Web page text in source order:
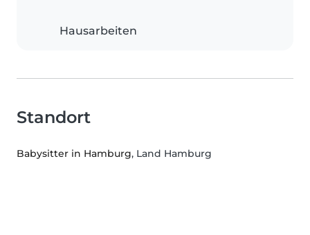
Hausarbeiten
Standort
Babysitter in Hamburg, Land Hamburg